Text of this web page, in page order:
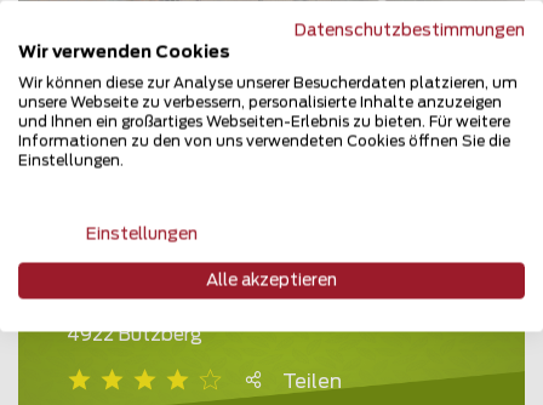
Raumtrennung
4922 Bützberg
Teilen
Datenschutzbestimmungen
Wir verwenden Cookies
Wir können diese zur Analyse unserer Besucherdaten platzieren, um
unsere Webseite zu verbessern, personalisierte Inhalte anzuzeigen
und Ihnen ein großartiges Webseiten-Erlebnis zu bieten. Für weitere
Informationen zu den von uns verwendeten Cookies öffnen Sie die
Einstellungen.
Einstellungen
Alle akzeptieren